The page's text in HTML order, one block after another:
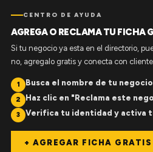
CENTRO DE AYUDA
AGREGA O RECLAMA TU FICHA
Si tu negocio ya esta en el directorio,
no, agregalo gratis y conecta con
1 Busca el nombre de tu
2 Haz clic en "Reclama este
3 Verifica tu identidad y activa
+ AGREGAR FICHA GRATIS